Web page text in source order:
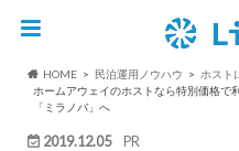
HOME 民泊運用ノウハウ
ホスト
ホームアウェイのホストなら特別価格で
「ミラノバ」へ
2019.12.05 PR